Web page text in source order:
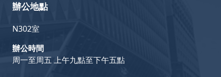
辦公地點
N302室
辦公時間
周一至周五 上午九點至下午五點